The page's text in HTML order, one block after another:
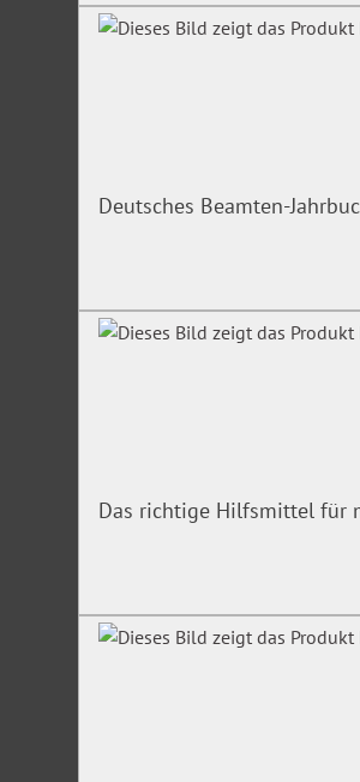
Deutsches Beamten-
Das richtige Hilfsmittel für